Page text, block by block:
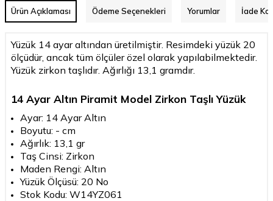
Ürün Açıklaması Ödeme Seçenekleri Yorumlar İade
Yüzük 14 ayar altından üretilmiştir. Resimdeki yüzük 20
ölçüdür, ancak tüm ölçüler özel olarak yapılabilmektedir.
Yüzük zirkon taşlıdır. Ağırlığı 13,1 gramdır.
14 Ayar Altın Piramit Model Zirkon Taşlı Yüzük
Ayar: 14 Ayar Altın
Boyutu: - cm
Ağırlık: 13,1 gr
Taş Cinsi: Zirkon
Maden Rengi: Altın
Yüzük Ölçüsü: 20 No
Stok Kodu: W14YZ061